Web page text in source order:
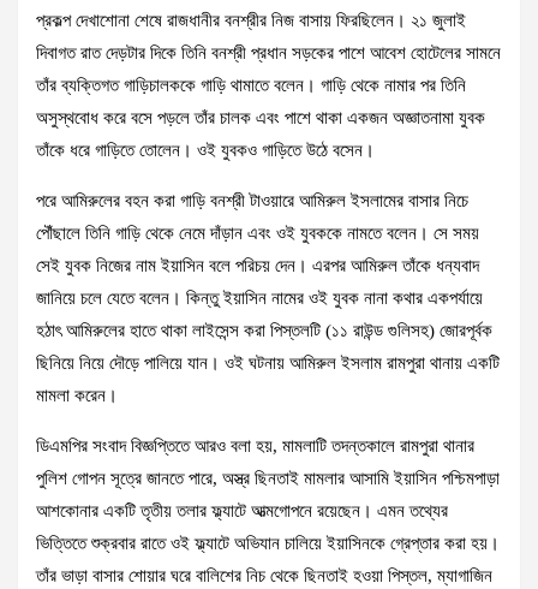
প্রকল্প দেখাশোনা শেষে রাজধানীর বনশ্রীর নিজ বাসায় ফিরছিলেন। ২১ জুলাই
দিবাগত রাত দেড়টার দিকে তিনি বনশ্রী প্রধান সড়কের পাশে আবেশ হোটেলের সামনে
তাঁর ব্যক্তিগত গাড়িচালককে গাড়ি থামাতে বলেন। গাড়ি থেকে নামার পর তিনি
অসুস্থবোধ করে বসে পড়লে তাঁর চালক এবং পাশে থাকা একজন অজ্ঞাতনামা যুবক
তাঁকে ধরে গাড়িতে তোলেন। ওই যুবকও গাড়িতে উঠে বসেন।
পরে আমিরুলের বহন করা গাড়ি বনশ্রী টাওয়ারে আমিরুল ইসলামের বাসার নিচে
পৌঁছালে তিনি গাড়ি থেকে নেমে দাঁড়ান এবং ওই যুবককে নামতে বলেন। সে সময়
সেই যুবক নিজের নাম ইয়াসিন বলে পরিচয় দেন। এরপর আমিরুল তাঁকে ধন্যবাদ
জানিয়ে চলে যেতে বলেন। কিন্তু ইয়াসিন নামের ওই যুবক নানা কথার একপর্যায়ে
হঠাৎ আমিরুলের হাতে থাকা লাইসেন্স করা পিস্তলটি (১১ রাউন্ড গুলিসহ) জোরপূর্বক
ছিনিয়ে নিয়ে দৌড়ে পালিয়ে যান। ওই ঘটনায় আমিরুল ইসলাম রামপুরা থানায় একটি
মামলা করেন।
ডিএমপির সংবাদ বিজ্ঞপ্তিতে আরও বলা হয়, মামলাটি তদন্তকালে রামপুরা থানার
পুলিশ গোপন সূত্রে জানতে পারে, অস্ত্র ছিনতাই মামলার আসামি ইয়াসিন পশ্চিমপাড়া
আশকোনার একটি তৃতীয় তলার ফ্ল্যাটে আত্মগোপনে রয়েছেন। এমন তথ্যের
ভিত্তিতে শুক্রবার রাতে ওই ফ্ল্যাটে অভিযান চালিয়ে ইয়াসিনকে গ্রেপ্তার করা হয়।
তাঁর ভাড়া বাসার শোয়ার ঘরে বালিশের নিচ থেকে ছিনতাই হওয়া পিস্তল, ম্যাগাজিন